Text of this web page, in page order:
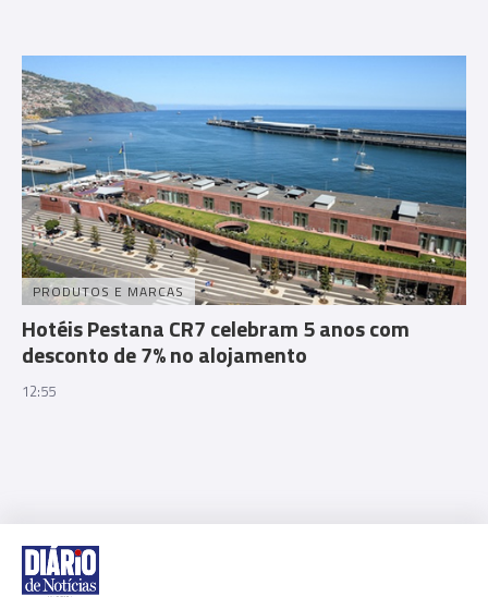
PRODUTOS E MARCAS
Hotéis Pestana CR7 celebram 5 anos com
desconto de 7% no alojamento
12:55